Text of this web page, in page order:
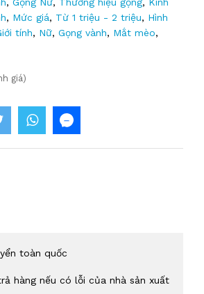
, Mức giá, Từ 1 triệu - 2 triệu, Hình
tính, Nữ, Gọng vành, Mắt mèo,
giá)
toàn quốc
hàng nếu có lỗi của nhà sản xuất